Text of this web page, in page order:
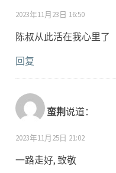
2023年11月23日 16:50
陈叔从此活在我心里了
回复
蛮荆说道：
2023年11月25日 21:02
一路走好, 致敬